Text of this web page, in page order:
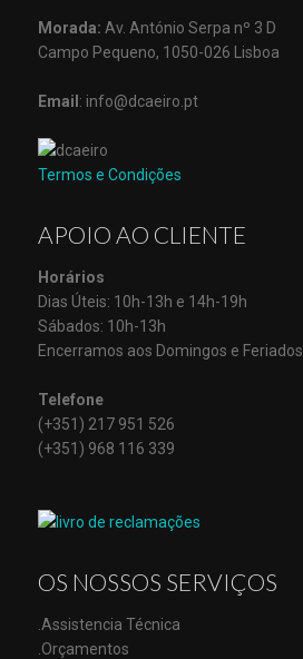
Morada: Av. António Serpa nº 3 D
Campo Pequeno, 1050-026 Lisboa
Email : info@dcaeiro.pt
Termos e Condições
APOIO AO CLIENTE
Horários
Dias Úteis: 10h-13h e 14h-19h
Sábados: 10h-13h
Encerramos aos Domingos e Feriados
Telefone
(+351) 217 951 526
(+351) 968 116 339
OS NOSSOS SERVIÇOS
.Assistencia Técnica
.Orçamentos